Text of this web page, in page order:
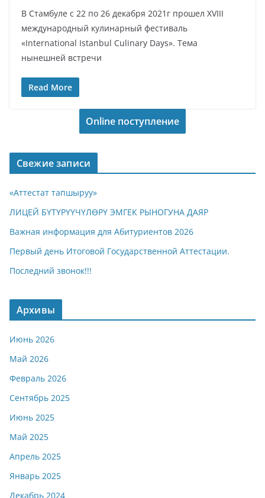
В Стамбуле с 22 по 26 декабря 2021г прошел XVIII
международный кулинарный фестиваль
«International Istanbul Culinary Days». Тема
нынешней встречи
Read More
Online поступление
Свежие записи
«Аттестат тапшыруу»
ЛИЦЕЙ БҮТҮРҮҮЧҮЛӨРҮ ЭМГЕК РЫНОГУНА ДАЯР
Важная информация для Абитуриентов 2026
Первый день Итоговой Государственной Аттестации.
Последний звонок!!!
Архивы
Июнь 2026
Май 2026
Февраль 2026
Сентябрь 2025
Июнь 2025
Май 2025
Апрель 2025
Январь 2025
Декабрь 2024